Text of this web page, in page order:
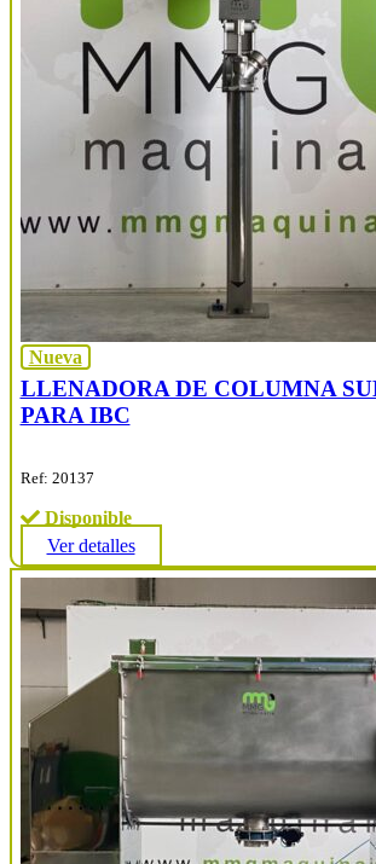
Nueva
LLENADORA DE COLUMNA
PARA IBC
Ref: 20137
Disponible
Ver detalles